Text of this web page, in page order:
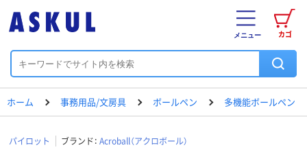
カゴ
メニュー
ホーム 事務用品/文房具 ボールペン 多機能ボールペン
パイロット ブランド： Acroball（アクロボール）